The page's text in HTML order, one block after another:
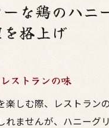
ーな鶏のハニ
格上げ
ストランの味
楽しむ際、レストラン
れませんが、ハニーグ